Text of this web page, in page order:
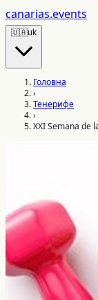
canarias.events
🇺🇦uk
Головна
›
Тенерифе
›
XXI Semana de